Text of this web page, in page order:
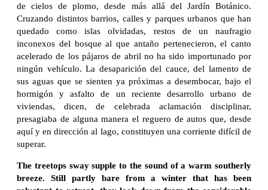
de cielos de plomo, desde más allá del Jardín Botánico.
Cruzando distintos barrios, calles y parques urbanos que han
quedado como islas olvidadas, restos de un naufragio
inconexos del bosque al que antaño pertenecieron, el canto
acelerado de los pájaros de abril no ha sido importunado por
ningún vehículo. La desaparición del cauce, del lamento de
sus aguas que se sienten ya próximas a desembocar, bajo el
hormigón y asfalto de un reciente desarrollo urbano de
viviendas, dicen, de celebrada aclamación disciplinar,
presagiaba de alguna manera el reguero de autos que, desde
aquí y en dirección al lago, constituyen una corriente difícil de
superar.
The treetops sway supple to the sound of a warm southerly
breeze. Still partly bare from a winter that has been